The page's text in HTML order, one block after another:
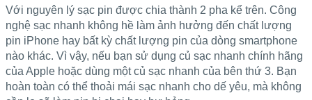
Với nguyên lý sạc pin được chia thành 2 pha kể trên. Công
nghệ sạc nhanh không hề làm ảnh hưởng đến chất lượng
pin iPhone hay bất kỳ chất lượng pin của dòng smartphone
nào khác. Vì vậy, nếu bạn sử dụng củ sạc nhanh chính hãng
của Apple hoặc dùng một củ sạc nhanh của bên thứ 3. Bạn
hoàn toàn có thể thoải mái sạc nhanh cho dế yêu, mà không